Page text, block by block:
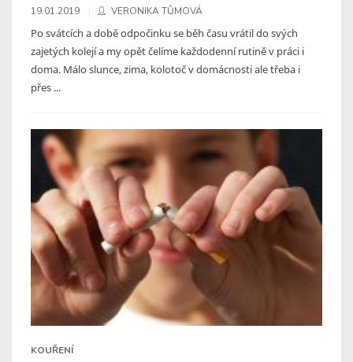
19.01.2019 VERONIKA TŮMOVÁ
Po svátcích a době odpočinku se běh času vrátil do svých
zajetých kolejí a my opět čelíme každodenní rutině v práci i
doma. Málo slunce, zima, kolotoč v domácnosti ale třeba i
přes ...
KOUŘENÍ